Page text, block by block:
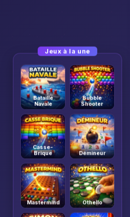
Jeux à la une
Bataille
Navale
Bubble
Shooter
Casse-
Brique
Démineur
Mastermind Othello